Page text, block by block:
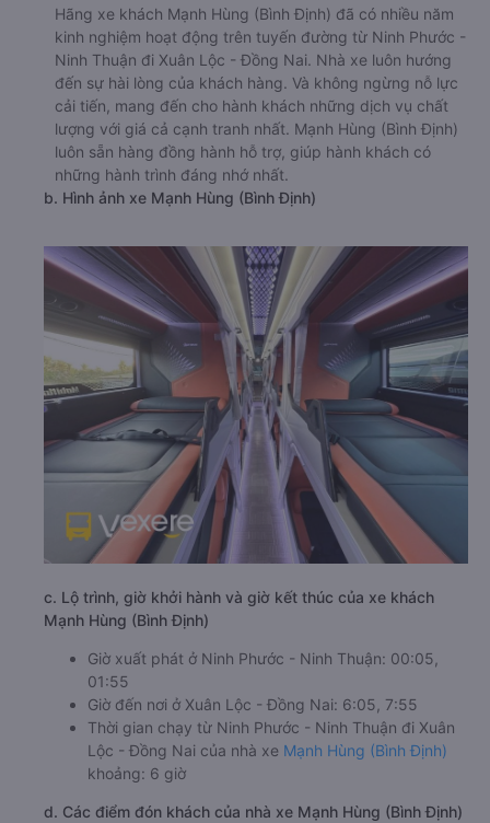
Hãng xe khách Mạnh Hùng (Bình Định) đã có nhiều năm
kinh nghiệm hoạt động trên tuyến đường từ Ninh Phước -
Ninh Thuận đi Xuân Lộc - Đồng Nai. Nhà xe luôn hướng
đến sự hài lòng của khách hàng. Và không ngừng nỗ lực
cải tiến, mang đến cho hành khách những dịch vụ chất
lượng với giá cả cạnh tranh nhất. Mạnh Hùng (Bình Định)
luôn sẵn hàng đồng hành hỗ trợ, giúp hành khách có
những hành trình đáng nhớ nhất.
b. Hình ảnh xe Mạnh Hùng (Bình Định)
c. Lộ trình, giờ khởi hành và giờ kết thúc của xe khách
Mạnh Hùng (Bình Định)
Giờ xuất phát ở Ninh Phước - Ninh Thuận: 00:05,
01:55
Giờ đến nơi ở Xuân Lộc - Đồng Nai: 6:05, 7:55
Thời gian chạy từ Ninh Phước - Ninh Thuận đi Xuân
Lộc - Đồng Nai của nhà xe Mạnh Hùng (Bình Định)
khoảng: 6 giờ
d. Các điểm đón khách của nhà xe Mạnh Hùng (Bình Định)